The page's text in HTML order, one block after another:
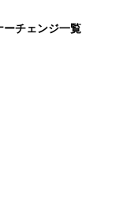
ーチェンジ一覧